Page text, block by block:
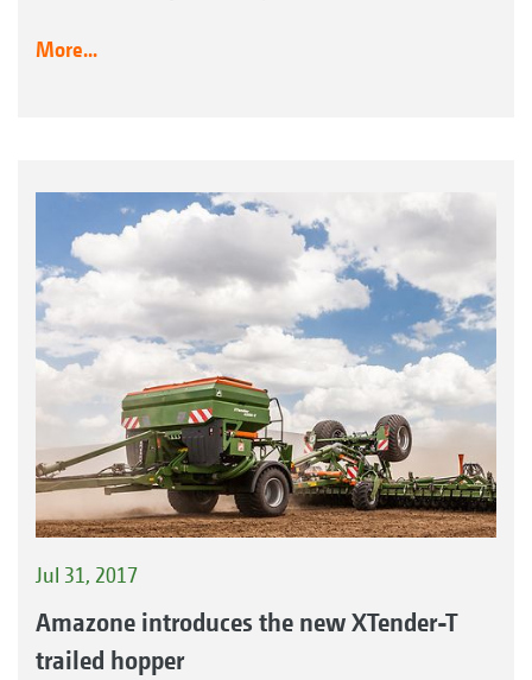
More...
Jul 31, 2017
Amazone introduces the new XTender-T
trailed hopper